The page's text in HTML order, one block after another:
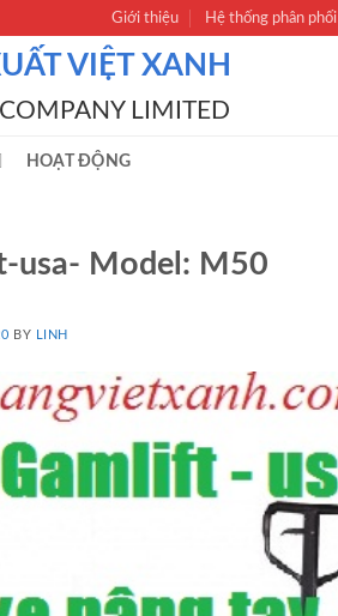
Giới thiệu Hệ thống phân phối
VIỆT XANH
LIMITED
HOẠT ĐỘNG
usa- Model: M50
BY LINH